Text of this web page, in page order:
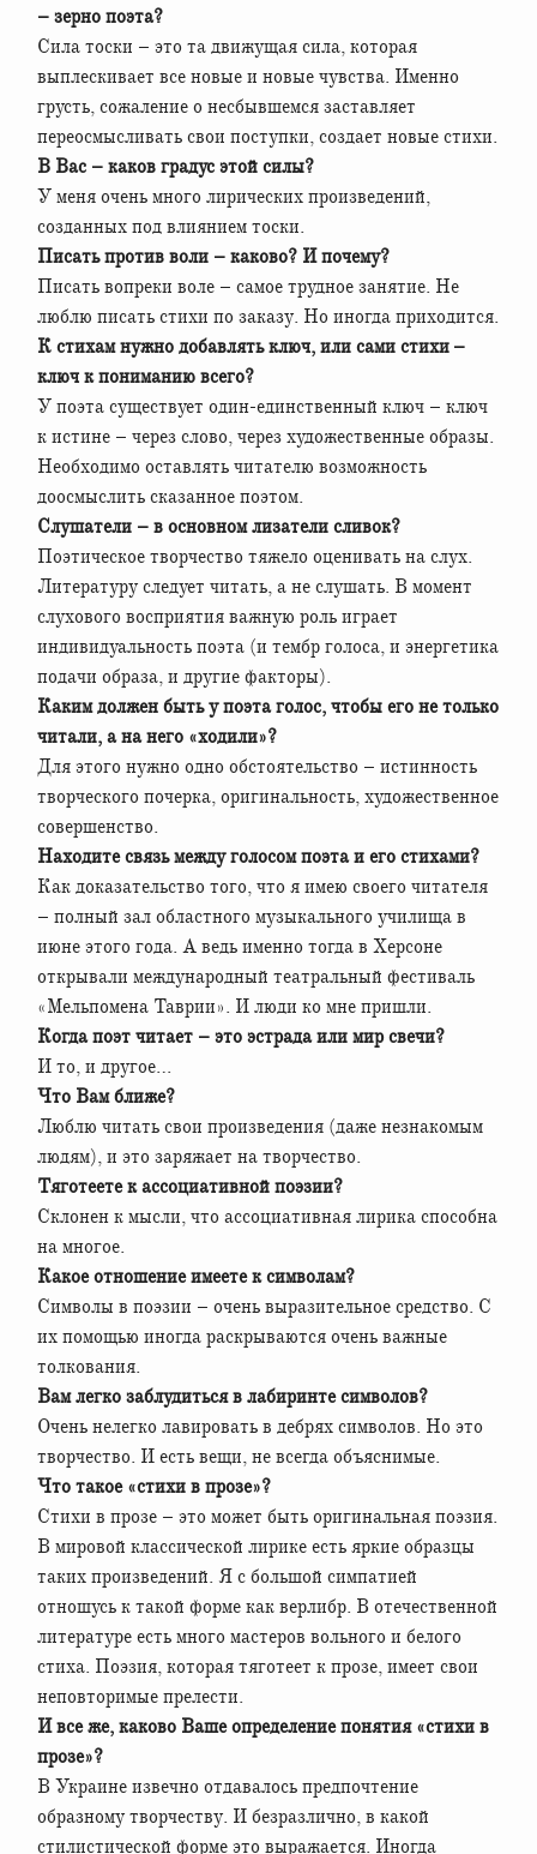
– зерно поэта?
Сила тоски – это та движущая сила, которая
выплескивает все новые и новые чувства. Именно
грусть, сожаление о несбывшемся заставляет
переосмысливать свои поступки, создает новые стихи.
В Вас – каков градус этой силы?
У меня очень много лирических произведений,
созданных под влиянием тоски.
Писать против воли – каково? И почему?
Писать вопреки воле – самое трудное занятие. Не
люблю писать стихи по заказу. Но иногда приходится.
К стихам нужно добавлять ключ, или сами стихи –
ключ к пониманию всего?
У поэта существует один-единственный ключ – ключ
к истине – через слово, через художественные образы.
Необходимо оставлять читателю возможность
доосмыслить сказанное поэтом.
Слушатели – в основном лизатели сливок?
Поэтическое творчество тяжело оценивать на слух.
Литературу следует читать, а не слушать. В момент
слухового восприятия важную роль играет
индивидуальность поэта (и тембр голоса, и энергетика
подачи образа, и другие факторы).
Каким должен быть у поэта голос, чтобы его не только
читали, а на него «ходили»?
Для этого нужно одно обстоятельство – истинность
творческого почерка, оригинальность, художественное
совершенство.
Находите связь между голосом поэта и его стихами?
Как доказательство того, что я имею своего читателя
– полный зал областного музыкального училища в
июне этого года. А ведь именно тогда в Херсоне
открывали международный театральный фестиваль
«Мельпомена Таврии». И люди ко мне пришли.
Когда поэт читает – это эстрада или мир свечи?
И то, и другое…
Что Вам ближе?
Люблю читать свои произведения (даже незнакомым
людям), и это заряжает на творчество.
Тяготеете к ассоциативной поэзии?
Склонен к мысли, что ассоциативная лирика способна
на многое.
Какое отношение имеете к символам?
Символы в поэзии – очень выразительное средство. С
их помощью иногда раскрываются очень важные
толкования.
Вам легко заблудиться в лабиринте символов?
Очень нелегко лавировать в дебрях символов. Но это
творчество. И есть вещи, не всегда объяснимые.
Что такое «стихи в прозе»?
Стихи в прозе – это может быть оригинальная поэзия.
В мировой классической лирике есть яркие образцы
таких произведений. Я с большой симпатией
отношусь к такой форме как верлибр. В отечественной
литературе есть много мастеров вольного и белого
стиха. Поэзия, которая тяготеет к прозе, имеет свои
неповторимые прелести.
И все же, каково Ваше определение понятия «стихи в
прозе»?
В Украине извечно отдавалось предпочтение
образному творчеству. И безразлично, в какой
стилистической форме это выражается. Иногда